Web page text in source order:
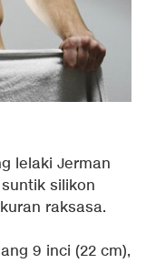
lelaki Jerman
silikon
raksasa.
9 inci (22 cm),